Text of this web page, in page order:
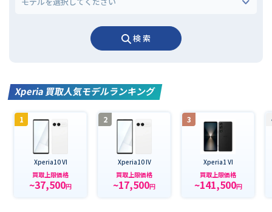
検 索
Xperia 買取人気モデルランキング
1
Xperia10 VI
買取上限価格
~37,500円
2
Xperia10 IV
買取上限価格
~17,500円
3
Xperia1 VI
買取上限価格
~141,500円